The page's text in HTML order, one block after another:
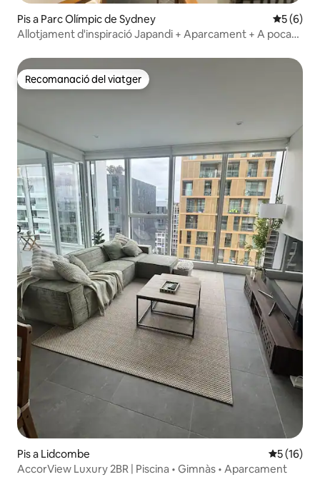
Pis a Parc Olímpic de Sydney 5 de
5 (6)
Allotjament d'inspiració Japandi + Aparcament + A poca
Recomanació del viatger
Recomanació del viatger
Pis a Lidcombe 5 de
5 (16)
AccorView Luxury 2BR | Piscina • Gimnàs • Aparcament